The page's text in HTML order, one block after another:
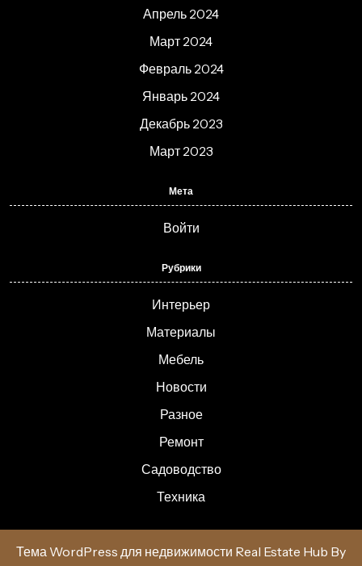
Апрель 2024
Март 2024
Февраль 2024
Январь 2024
Декабрь 2023
Март 2023
Мета
Войти
Рубрики
Интерьер
Материалы
Мебель
Новости
Разное
Ремонт
Садоводство
Техника
Тема WordPress для недвижимости Real Estate Hub By